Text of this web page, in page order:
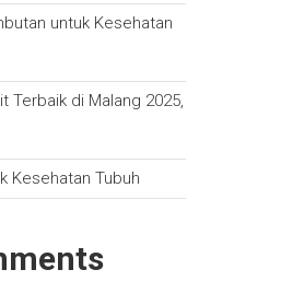
untuk Kesehatan
Terbaik di Malang 2025,
Kesehatan Tubuh